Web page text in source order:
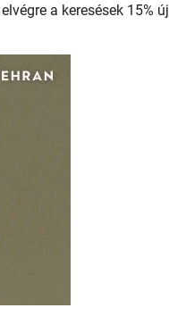
a keresések 15% új